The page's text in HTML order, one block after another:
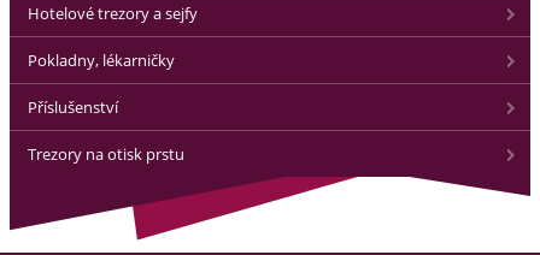
Hotelové trezory a sejfy
Pokladny, lékarničky
Příslušenství
Trezory na otisk prstu